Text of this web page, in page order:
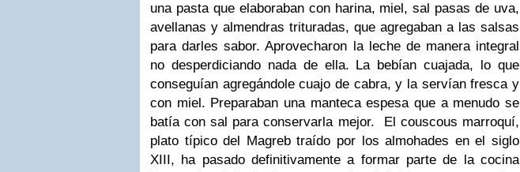
una pasta que elaboraban con harina, miel, sal pasas de uva,
avellanas y almendras trituradas, que agregaban a las salsas
para darles sabor. Aprovecharon la leche de manera integral
no desperdiciando nada de ella. La bebían cuajada, lo que
conseguían agregándole cuajo de cabra, y la servían fresca y
con miel. Preparaban una manteca espesa que a menudo se
batía con sal para conservarla mejor.
El couscous marroquí,
plato típico del Magreb traído por los almohades en el siglo
XIII, ha pasado definitivamente a formar parte de la cocina